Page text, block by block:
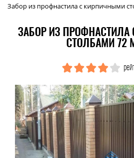
Забор из профнастила с кирпичными
ЗАБОР ИЗ
СТОЛБАМИ 72